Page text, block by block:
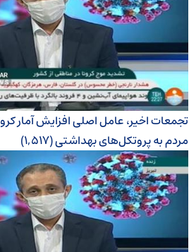
تجمعات اخیر، عامل اصلی افزایش آمار
مردم به پروتکل‌های بهداشتی(۱,۵۱۷)